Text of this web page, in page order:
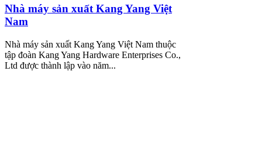
Nhà máy sản xuất Kang Yang Việt
Nam
Nhà máy sản xuất Kang Yang Việt Nam thuộc
tập đoàn Kang Yang Hardware Enterprises Co.,
Ltd được thành lập vào năm...